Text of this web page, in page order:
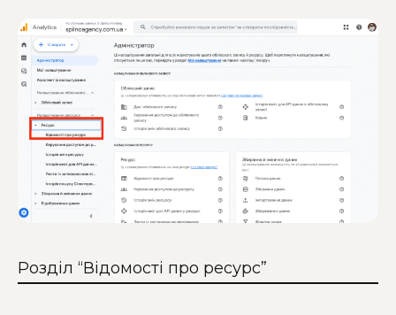
Розділ “Відомості про ресурс”